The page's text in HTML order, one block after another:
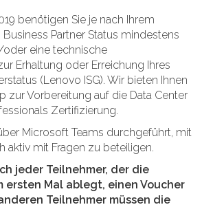
benötigen Sie je nach Ihrem
Partner Status mindestens
eine technische
Erhaltung oder Erreichung Ihres
(Lenovo ISG). Wir bieten Ihnen
zur Vorbereitung auf die Data Center
Zertifizierung.
Microsoft Teams durchgeführt, mit
aktiv mit Fragen zu beteiligen.
jeder Teilnehmer, der die
ersten Mal ablegt, einen Voucher
Teilnehmer müssen die